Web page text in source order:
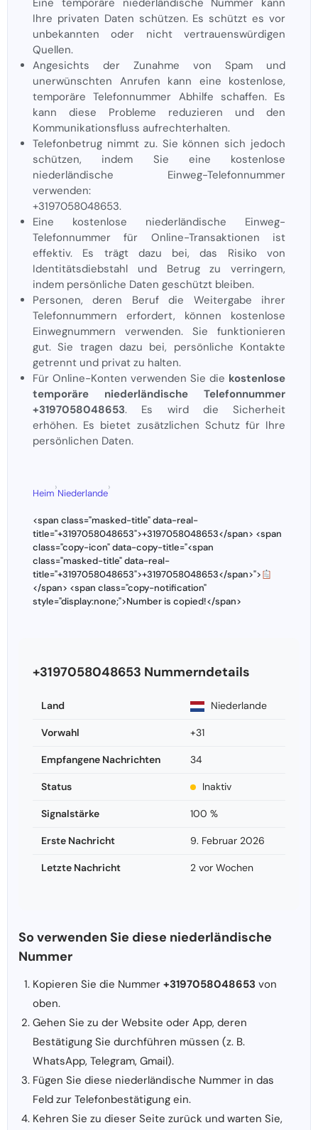
Eine temporäre niederländische Nummer kann
Ihre privaten Daten schützen. Es schützt es vor
unbekannten oder nicht vertrauenswürdigen
Quellen.
Angesichts der Zunahme von Spam und
unerwünschten Anrufen kann eine kostenlose,
temporäre Telefonnummer Abhilfe schaffen. Es
kann diese Probleme reduzieren und den
Kommunikationsfluss aufrechterhalten.
Telefonbetrug nimmt zu. Sie können sich jedoch
schützen, indem Sie eine kostenlose
niederländische Einweg-Telefonnummer
verwenden:
+3197058048653.
Eine kostenlose niederländische Einweg-
Telefonnummer für Online-Transaktionen ist
effektiv. Es trägt dazu bei, das Risiko von
Identitätsdiebstahl und Betrug zu verringern,
indem persönliche Daten geschützt bleiben.
Personen, deren Beruf die Weitergabe ihrer
Telefonnummern erfordert, können kostenlose
Einwegnummern verwenden. Sie funktionieren
gut. Sie tragen dazu bei, persönliche Kontakte
getrennt und privat zu halten.
Für Online-Konten verwenden Sie die kostenlose
temporäre niederländische Telefonnummer
+3197058048653. Es wird die Sicherheit
erhöhen. Es bietet zusätzlichen Schutz für Ihre
persönlichen Daten.
Heim
›
Niederlande
›
<span class="masked-title" data-real-
title="+3197058048653">+3197058048653</span> <span
class="copy-icon" data-copy-title="<span
class="masked-title" data-real-
title="+3197058048653">+3197058048653</span>">
</span> <span class="copy-notification"
style="display:none;">Number is copied!</span>
+3197058048653 Nummerndetails
Land Niederlande
Vorwahl +31
Empfangene Nachrichten 34
Status Inaktiv
Signalstärke 100 %
Erste Nachricht 9. Februar 2026
Letzte Nachricht 2 vor Wochen
So verwenden Sie diese niederländische
Nummer
Kopieren Sie die Nummer +3197058048653 von
oben.
Gehen Sie zu der Website oder App, deren
Bestätigung Sie durchführen müssen (z. B.
WhatsApp, Telegram, Gmail).
Fügen Sie diese niederländische Nummer in das
Feld zur Telefonbestätigung ein.
Kehren Sie zu dieser Seite zurück und warten Sie,